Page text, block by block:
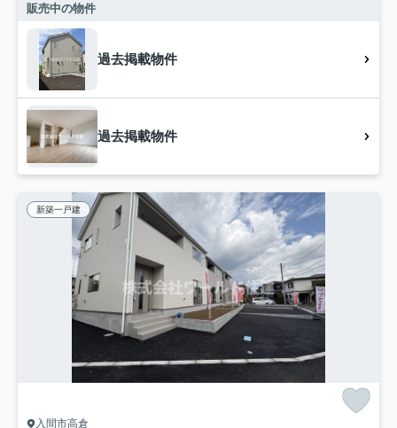
販売中の物件
過去掲載物件
過去掲載物件
新築一戸建
入間市高倉